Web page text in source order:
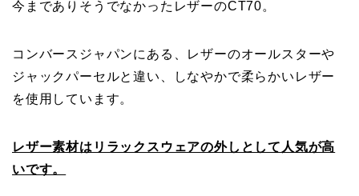
今までありそうでなかったレザーのCT70。
コンバースジャパンにある、レザーのオールスターや
ジャックパーセルと違い、しなやかで柔らかいレザー
を使用しています。
レザー素材はリラックスウェアの外しとして人気が高
いです。